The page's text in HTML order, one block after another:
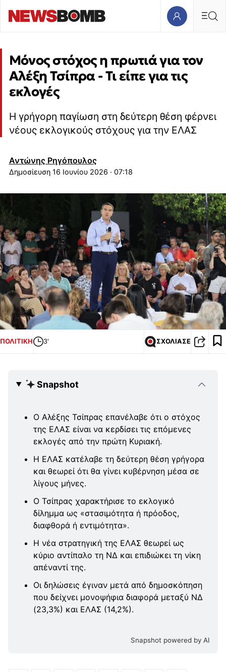
Μόνος στόχος η πρωτιά για τον
Αλέξη Τσίπρα - Τι είπε για τις
εκλογές
Η γρήγορη παγίωση στη δεύτερη θέση φέρνει
νέους εκλογικούς στόχους για την ΕΛΑΣ
Αντώνης Ρηγόπουλος
16 Ιουνίου 2026 · 07:18
ΠΟΛΙΤΙΚΗ 3' ΣΧΟΛΙΑΣΕ
Snapshot
Ο Αλέξης Τσίπρας επανέλαβε ότι ο στόχος
της ΕΛΑΣ είναι να κερδίσει τις επόμενες
εκλογές από την πρώτη Κυριακή.
Η ΕΛΑΣ κατέλαβε τη δεύτερη θέση γρήγορα
και θεωρεί ότι θα γίνει κυβέρνηση μέσα σε
λίγους μήνες.
Ο Τσίπρας χαρακτήρισε το εκλογικό
δίλημμα ως «στασιμότητα ή πρόοδος,
διαφθορά ή εντιμότητα».
Η νέα στρατηγική της ΕΛΑΣ θεωρεί ως
κύριο αντίπαλο τη ΝΔ και επιδιώκει τη νίκη
απέναντί της.
Οι δηλώσεις έγιναν μετά από δημοσκόπηση
που δείχνει μονοψήφια διαφορά μεταξύ ΝΔ
(23,3%) και ΕΛΑΣ (14,2%).
Snapshot powered by AI